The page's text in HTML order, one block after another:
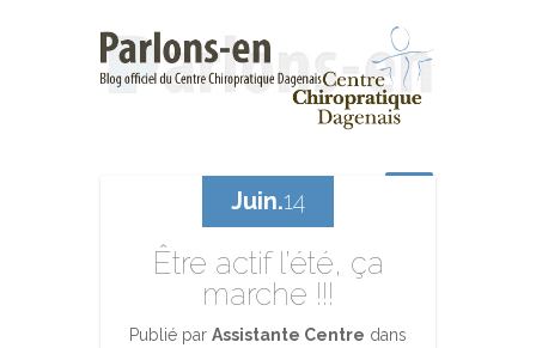
Être actif l’été, ça
marche !!!
Publié par Assistante Centre dans
Juin.14